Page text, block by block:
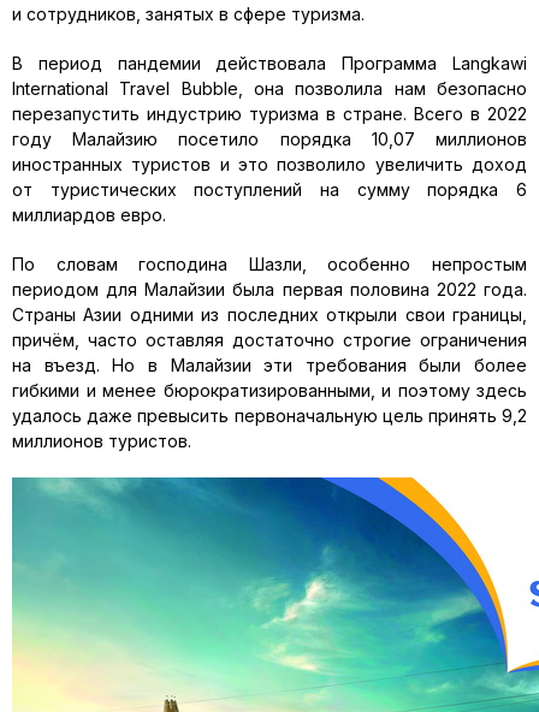
и сотрудников, занятых в сфере туризма.
В период пандемии действовала Программа Langkawi
International Travel Bubble, она позволила нам безопасно
перезапустить индустрию туризма в стране. Всего в 2022
году Малайзию посетило порядка 10,07 миллионов
иностранных туристов и это позволило увеличить доход
от туристических поступлений на сумму порядка 6
миллиардов евро.
По словам господина Шазли, особенно непростым
периодом для Малайзии была первая половина 2022 года.
Страны Азии одними из последних открыли свои границы,
причём, часто оставляя достаточно строгие ограничения
на въезд. Но в Малайзии эти требования были более
гибкими и менее бюрократизированными, и поэтому здесь
удалось даже превысить первоначальную цель принять 9,2
миллионов туристов.